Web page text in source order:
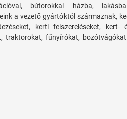
bútorokkal házba,
a vezető gyártóktól származnak,
kerti felszereléseket, kert-
traktorokat, fűnyírókat,